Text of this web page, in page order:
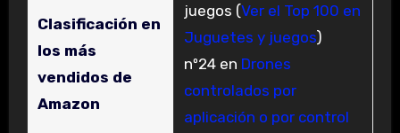
Clasificación en
los más
vendidos de
Amazon
juegos (Ver el Top 100 en
Juguetes y juegos)
nº24 en Drones
controlados por
aplicación o por control